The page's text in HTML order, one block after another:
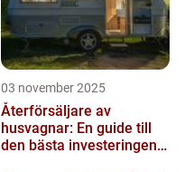
03 november 2025
Återförsäljare av
husvagnar: En guide till
den bästa investeringen